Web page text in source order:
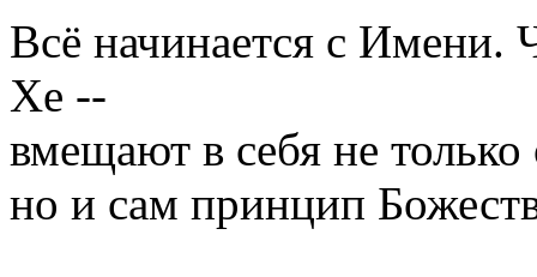
Всё начинается с
Хе --
вмещают в себя не
но и сам принцип